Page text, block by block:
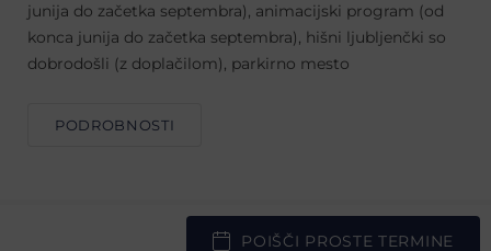
junija do začetka septembra), animacijski program (od
konca junija do začetka septembra), hišni ljubljenčki so
dobrodošli (z doplačilom), parkirno mesto
PODROBNOSTI
POIŠČI PROSTE TERMINE